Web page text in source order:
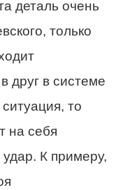
деталь очень
только
друг в системе
то
на себя
К примеру,